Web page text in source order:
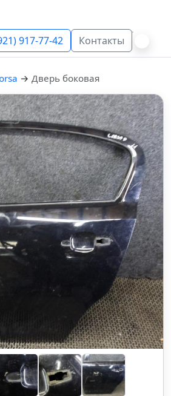
917-77-42 Контакты
→ Дверь боковая